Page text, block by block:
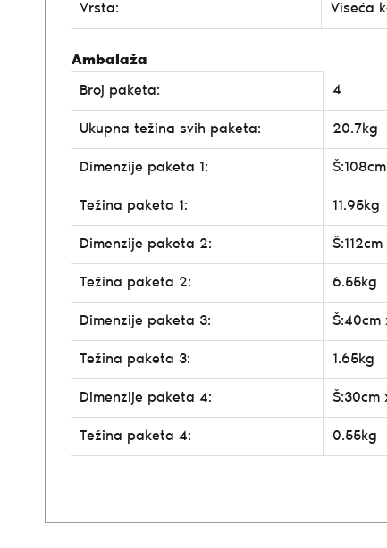
Vrsta: Viseća
Ambalaža
Broj paketa:
4
Ukupna težina svih paketa: 20.7kg
Dimenzije paketa 1:
Težina paketa 1: 11.95kg
Dimenzije paketa 2:
Težina paketa 2: 6.55kg
Dimenzije paketa 3: Š:40cm
Težina paketa 3: 1.65kg
Dimenzije paketa 4: Š:30cm
Težina paketa 4: 0.55kg